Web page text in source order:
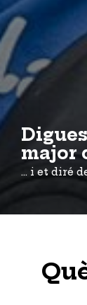
major
... i et diré